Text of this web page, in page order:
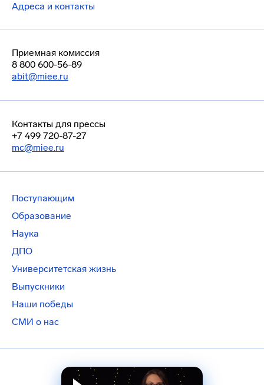
Адреса и контакты
Приемная комиссия
8 800 600-56-89
abit@miee.ru
Контакты для прессы
+7 499 720-87-27
mc@miee.ru
Поступающим
Образование
Наука
ДПО
Университетская жизнь
Выпускники
Наши победы
СМИ о нас